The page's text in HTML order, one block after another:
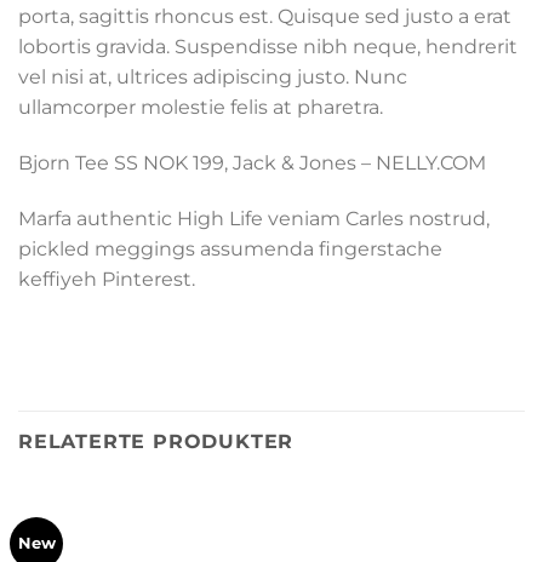
porta, sagittis rhoncus est. Quisque sed justo a erat
lobortis gravida. Suspendisse nibh neque, hendrerit
vel nisi at, ultrices adipiscing justo. Nunc
ullamcorper molestie felis at pharetra.
Bjorn Tee SS NOK 199, Jack & Jones – NELLY.COM
Marfa authentic High Life veniam Carles nostrud,
pickled meggings assumenda fingerstache
keffiyeh Pinterest.
RELATERTE PRODUKTER
New